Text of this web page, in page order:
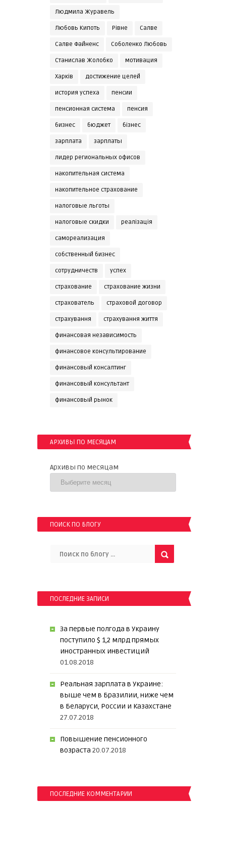
Людмила Журавель
Любовь Кипоть Рівне Салве
Салве Файненс Соболенко Любовь
Станислав Жолобко мотивация
Харків достижение целей
история успеха пенсии
пенсионная система пенсия
бизнес бюджет бізнес
зарплата зарплаты
лидер региональных офисов
накопительная система
накопительное страхование
налоговые льготы
налоговые скидки реалізація
самореализация
собственный бизнес
сотрудничеств успех
страхование страхование жизни
страхователь страховой договор
страхування страхування життя
финансовая независимость
финансовое консультирование
финансовый консалтинг
финансовый консультант
финансовый рынок
АРХИВЫ ПО МЕСЯЦАМ
Архивы по месяцам
ПОИСК ПО БЛОГУ
ПОСЛЕДНИЕ ЗАПИСИ
За первые полгода в Украину
поступило $ 1,2 млрд прямых
иностранных инвестиций
01.08.2018
Реальная зарплата в Украине:
выше чем в Бразилии, ниже чем
в Беларуси, России и Казахстане
27.07.2018
Повышение пенсионного
возраста 20.07.2018
ПОСЛЕДНИЕ КОММЕНТАРИИ